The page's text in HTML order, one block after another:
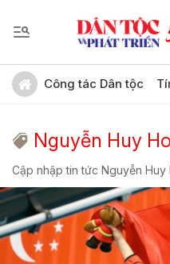
Công tác Dân tộc
Nguyễn Huy
Cập nhập tin tức Nguyễn Huy